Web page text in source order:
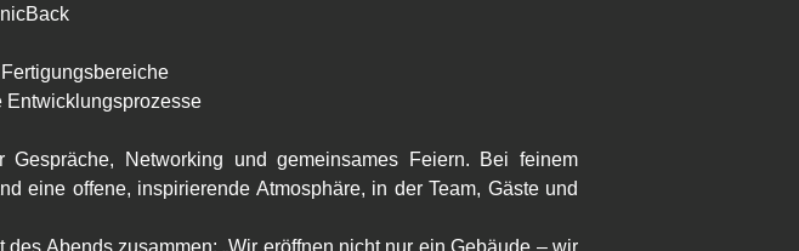
Entwicklungsprozesse
Networking und gemeinsames Feiern. Bei feinem
eine offene, inspirierende Atmosphäre, in der Team, Gäste und
Abends zusammen: „Wir eröffnen nicht nur ein Gebäude – wir